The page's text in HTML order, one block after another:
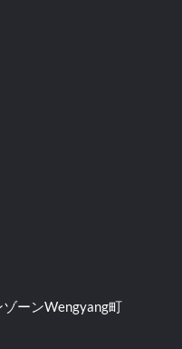
ーンWengyang町